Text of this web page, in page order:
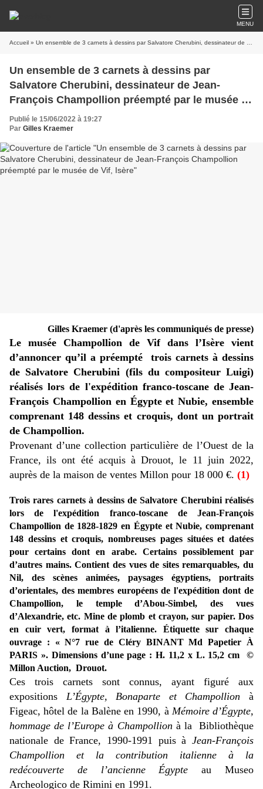
MENU
Accueil » Un ensemble de 3 carnets à dessins par Salvatore Cherubini, dessinateur de Jean-François Champollion préempté par le musée de Vif, Isère
Un ensemble de 3 carnets à dessins par
Salvatore Cherubini, dessinateur de Jean-
François Champollion préempté par le musée de
Vif, Isère
Publié le 15/06/2022 à 19:27
Par Gilles Kraemer
Gilles Kraemer (d'après les communiqués de presse)
Le musée Champollion de Vif dans l’Isère vient
d’annoncer qu’il a préempté
trois carnets à dessins
de Salvatore Cherubini (fils du compositeur Luigi)
réalisés lors de l'expédition franco-toscane de Jean-
François Champollion en Égypte et Nubie, ensemble
comprenant 148 dessins et croquis, dont un portrait
de Champollion.
Provenant d’une collection particulière de l’Ouest de la
France, ils ont été acquis à Drouot, le 11 juin 2022,
auprès de la maison de ventes Millon pour 18 000 €. (1)
Trois rares carnets à dessins de Salvatore Cherubini réalisés
lors de l'expédition franco-toscane de Jean-François
Champollion de 1828-1829 en Égypte et Nubie, comprenant
148 dessins et croquis, nombreuses pages situées et datées
pour certains dont en arabe. Certains possiblement par
d’autres mains. Contient des vues de sites remarquables, du
Nil, des scènes animées, paysages égyptiens, portraits
d’orientales, des membres européens de l'expédition dont de
Champollion, le temple d’Abou-Simbel, des vues
d’Alexandrie, etc. Mine de plomb et crayon, sur papier.Dos
en cuir vert, format à l’italienne. Étiquette sur chaque
ouvrage : « N°7 rue de Cléry BINANT Md Papetier À
PARIS ». Dimensions d’une page : H. 11,2 x L. 15,2 cm©
Millon Auction, Drouot.
Ces trois carnets sont connus, ayant figuré aux
expositions L’Égypte, Bonaparte et Champollion à
Figeac, hôtel de la Balène en 1990, à Mémoire d’Égypte,
hommage de l’Europe à Champollion à la Bibliothèque
nationale de France, 1990-1991 puis à Jean-François
Champollion et la contribution italienne à la
redécouverte de l’ancienne Égypte au Museo
Archeologico de Rimini en 1991.